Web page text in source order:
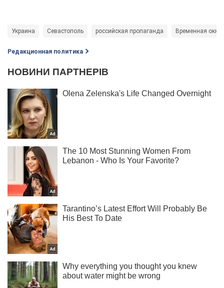
Украина Севастополь российская пропаганда Временная
Редакционная политика